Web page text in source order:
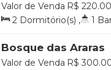
R$
Valor de Venda
Brasil
2 Dormitório(s) , 1
156.25m² , 2 Vaga(s) ,
Bosque das Araras
R$
Valor de Venda